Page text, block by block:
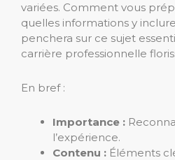
variées. Comment vous
quelles informations y
penchera sur ce sujet
carrière professionnelle
En bref :
Importance :
l’expérience.
Contenu : Éléments